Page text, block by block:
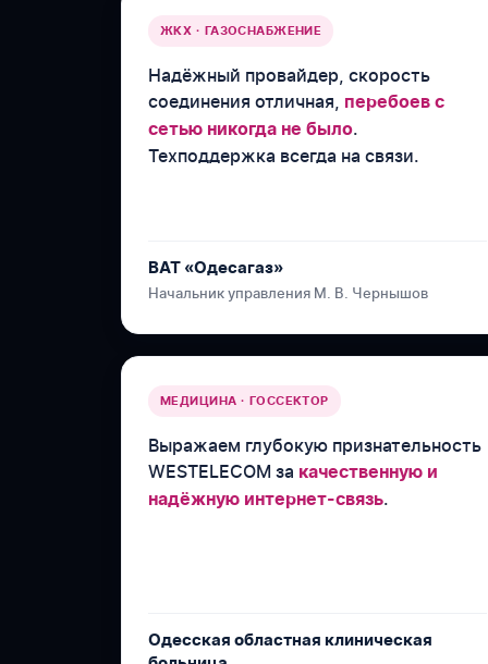
ЖКХ · ГАЗОСНАБЖЕНИЕ
Надёжный провайдер, скорость
соединения отличная, перебоев с
сетью никогда не было.
Техподдержка всегда на связи.
ВАТ «Одесагаз»
Начальник управления М. В. Чернышов
МЕДИЦИНА · ГОССЕКТОР
Выражаем глубокую признательность
WESTELECOM за качественную и
надёжную интернет-связь.
Одесская областная клиническая